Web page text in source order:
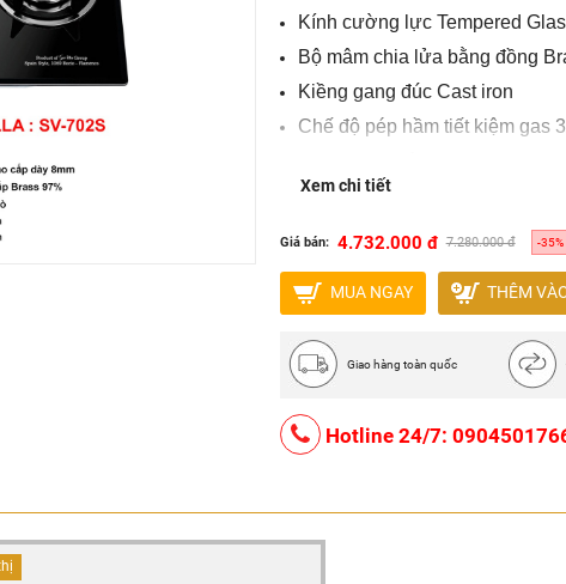
Kính cường lực Tempered
Bộ mâm chia lửa bằng đồng
Kiềng gang đúc Cast iron
Chế độ pép hầm tiết kiệm gas
Kích thước mặt kính: 750 x 430
Kích thước khoét đá: 680 x 380
Xem chi tiết
Giá bán: 4.732.000 đ 7.280.000 đ -35%
MUA NGAY THÊM
Giao hàng toàn quốc
Hotline 24/7: